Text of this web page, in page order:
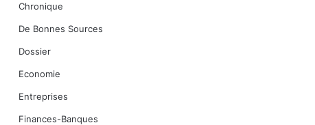
Chronique
De Bonnes Sources
Dossier
Economie
Entreprises
Finances-Banques